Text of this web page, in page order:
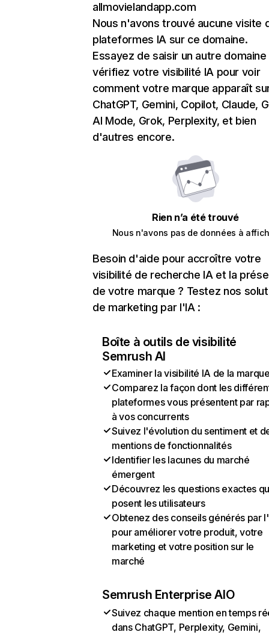
allmovielandapp.com
Nous n'avons trouvé aucune visite
plateformes IA sur ce domaine.
Essayez de saisir un autre domaine
vérifiez votre visibilité IA pour voir
comment votre marque apparaît
ChatGPT, Gemini, Copilot, Claude,
AI Mode, Grok, Perplexity, et bien
d'autres encore.
Rien n’a été trouvé
Nous n'avons pas de données à
Besoin d'aide pour accroître votre
visibilité de recherche IA et la
de votre marque ? Testez nos
de marketing par l'IA :
Boîte à outils de visibilité
Semrush AI
Examiner la visibilité IA de la
Comparez la façon dont les
plateformes vous présentent par
à vos concurrents
Suivez l'évolution du sentiment et
mentions de fonctionnalités
Identifier les lacunes du marché
émergent
Découvrez les questions exactes
posent les utilisateurs
Obtenez des conseils générés par
pour améliorer votre produit, votre
marketing et votre position sur le
marché
Semrush Enterprise AIO
Suivez chaque mention en temps
dans ChatGPT, Perplexity, Gemini,